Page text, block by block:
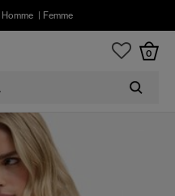
Homme Femme
0